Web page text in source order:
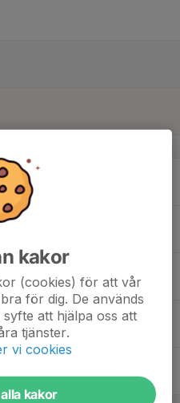
kakor
(cookies) för att vår
för dig. De används
att hjälpa oss att
tjänster.
vi cookies
kakor